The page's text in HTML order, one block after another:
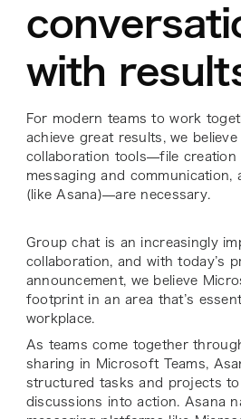
with
For modern teams to work
achieve great results, we
collaboration tools—file creation
messaging and communication,
(like Asana)—are necessary.
Group chat is an increasingly
collaboration, and with today’s
announcement, we believe
footprint in an area that’s
workplace.
As teams come together
sharing in Microsoft Teams,
structured tasks and projects
discussions into action. Asana